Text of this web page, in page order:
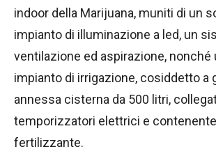
indoor della Marijuana, muniti di un
impianto di illuminazione a led, un
ventilazione ed aspirazione,
impianto di irrigazione, cosiddetto a
annessa cisterna da 500 litri,
temporizzatori elettrici e
fertilizzante.